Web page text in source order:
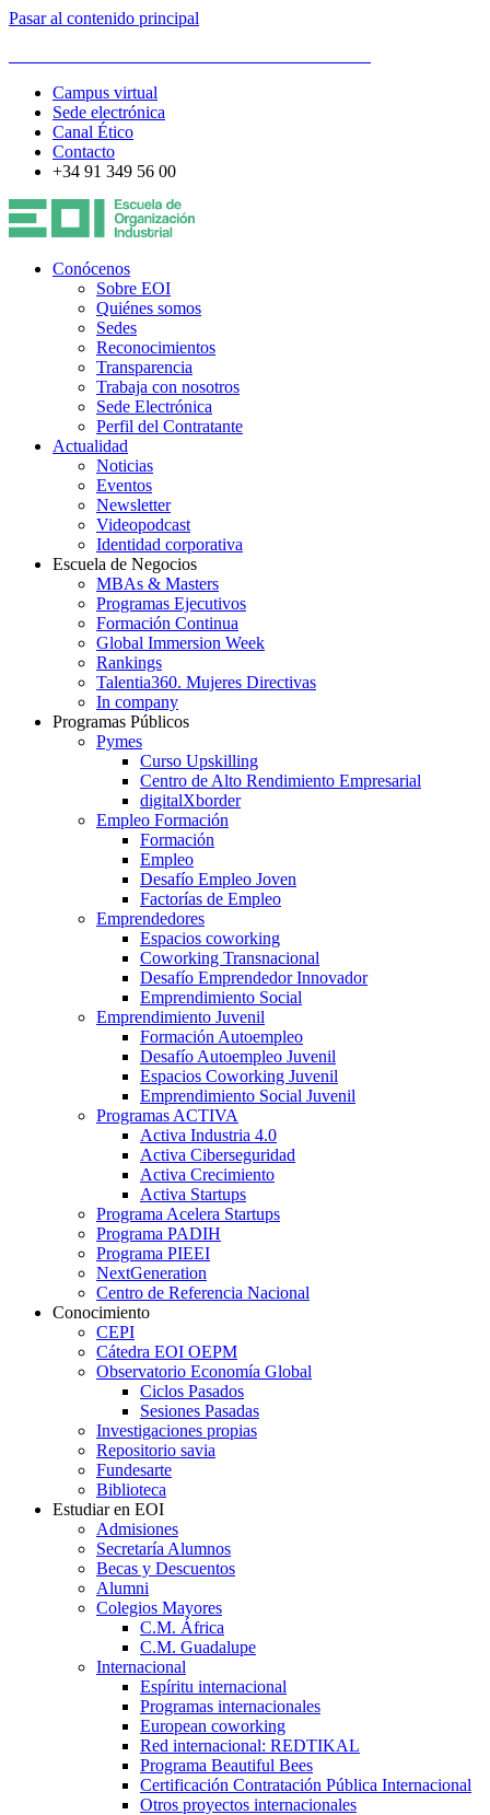
Pasar al contenido principal
Campus virtual
Sede electrónica
Canal Ético
Contacto
+34 91 349 56 00
Conócenos
Sobre EOI
Quiénes somos
Sedes
Reconocimientos
Transparencia
Trabaja con nosotros
Sede Electrónica
Perfil del Contratante
Actualidad
Noticias
Eventos
Newsletter
Videopodcast
Identidad corporativa
Escuela de Negocios
MBAs & Masters
Programas Ejecutivos
Formación Continua
Global Immersion Week
Rankings
Talentia360. Mujeres Directivas
In company
Programas Públicos
Pymes
Curso Upskilling
Centro de Alto Rendimiento Empresarial
digitalXborder
Empleo Formación
Formación
Empleo
Desafío Empleo Joven
Factorías de Empleo
Emprendedores
Espacios coworking
Coworking Transnacional
Desafío Emprendedor Innovador
Emprendimiento Social
Emprendimiento Juvenil
Formación Autoempleo
Desafío Autoempleo Juvenil
Espacios Coworking Juvenil
Emprendimiento Social Juvenil
Programas ACTIVA
Activa Industria 4.0
Activa Ciberseguridad
Activa Crecimiento
Activa Startups
Programa Acelera Startups
Programa PADIH
Programa PIEEI
NextGeneration
Centro de Referencia Nacional
Conocimiento
CEPI
Cátedra EOI OEPM
Observatorio Economía Global
Ciclos Pasados
Sesiones Pasadas
Investigaciones propias
Repositorio savia
Fundesarte
Biblioteca
Estudiar en EOI
Admisiones
Secretaría Alumnos
Becas y Descuentos
Alumni
Colegios Mayores
C.M. África
C.M. Guadalupe
Internacional
Espíritu internacional
Programas internacionales
European coworking
Red internacional: REDTIKAL
Programa Beautiful Bees
Certificación Contratación Pública Internacional
Otros proyectos internacionales